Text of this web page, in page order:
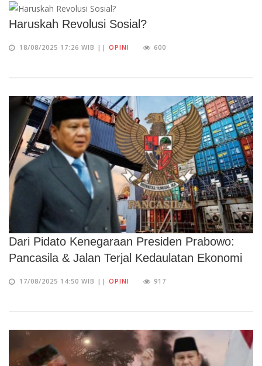
Haruskah Revolusi Sosial?
18/08/2025 17:26 WIB || OPINI 600
Dari Pidato Kenegaraan Presiden Prabowo:
Pancasila & Jalan Terjal Kedaulatan Ekonomi
17/08/2025 14:50 WIB || OPINI 917